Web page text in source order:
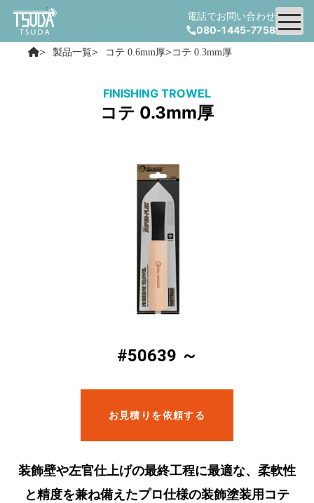
電話でお問い合わせ
080-1445-7758
>
製品一覧> コテ 0.6mm厚>コテ 0.3mm厚
FINISHING TROWEL
コテ 0.3mm厚
#50639 ～
お見積りを依頼する
装飾壁や左官仕上げの最終工程に最適な、柔軟性
と精度を兼ね備えたプロ仕様の装飾塗装用コテ